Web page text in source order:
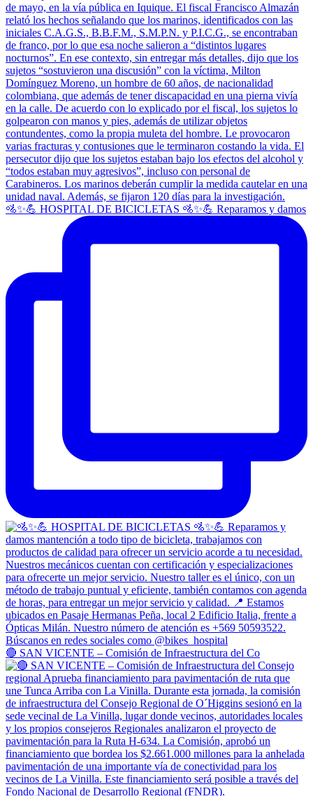
🚵✨💪 HOSPITAL DE BICICLETAS 🚵✨💪 Reparamos y damos
🔴 SAN VICENTE – Comisión de Infraestructura del Co